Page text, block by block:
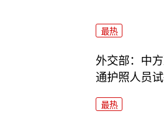
最热
外交部：中
通护照人员
最热